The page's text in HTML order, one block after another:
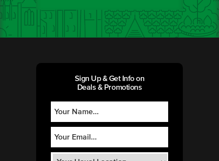
Sign Up & Get Info on
Deals & Promotions